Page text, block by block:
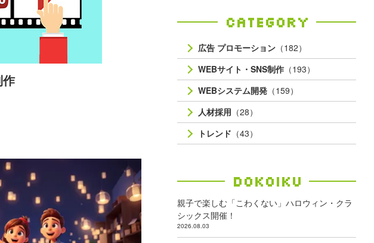
Category
広告 プロモーション （182）
WEBサイト・SNS制作 （193）
WEBシステム開発 （159）
人材採用 （28）
トレンド （43）
Dokoiku
親子で楽しむ「こわくない」ハロウィン・クラ
シックス開催！
2026.08.03